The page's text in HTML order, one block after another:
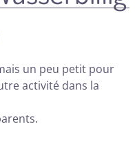
un peu petit pour
activité dans la